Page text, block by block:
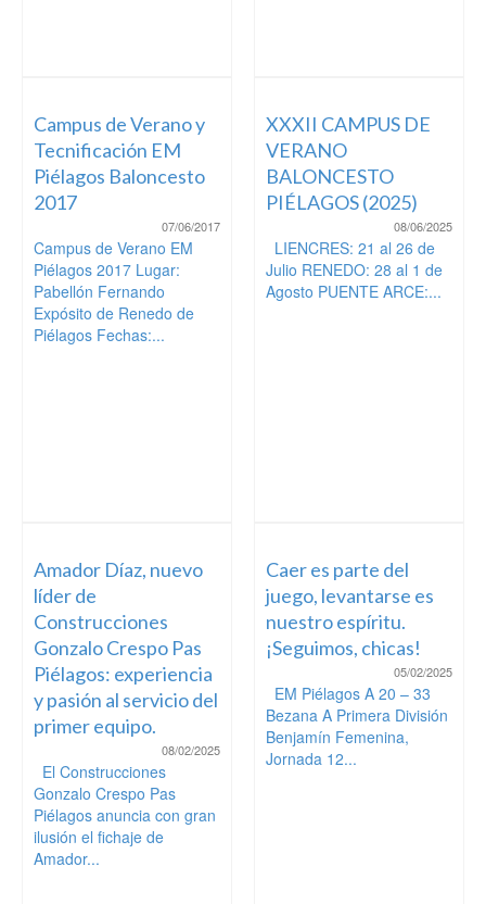
Campus de Verano y
Tecnificación EM
Piélagos Baloncesto
2017
07/06/2017
Campus de Verano EM
Piélagos 2017 Lugar:
Pabellón Fernando
Expósito de Renedo de
Piélagos Fechas:...
XXXII CAMPUS DE
VERANO
BALONCESTO
PIÉLAGOS (2025)
08/06/2025
LIENCRES: 21 al 26 de
Julio RENEDO: 28 al 1 de
Agosto PUENTE ARCE:...
Amador Díaz, nuevo
líder de
Construcciones
Gonzalo Crespo Pas
Piélagos: experiencia
y pasión al servicio del
primer equipo.
08/02/2025
El Construcciones
Gonzalo Crespo Pas
Piélagos anuncia con gran
ilusión el fichaje de
Amador...
Caer es parte del
juego, levantarse es
nuestro espíritu.
¡Seguimos, chicas!
05/02/2025
EM Piélagos A 20 – 33
Bezana A Primera División
Benjamín Femenina,
Jornada 12...